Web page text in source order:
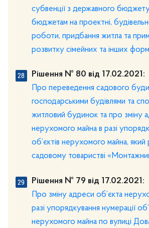
субвенції з державного
бюджетам на проектні,
роботи, придбання житла та
розвитку сімейних та інших
Рішення № 80 від 17.02.2021:
Про переведення садового
господарськими будівлями та
житловий будинок та про зміну
нерухомого майна в разі
об’єктів нерухомого майна, який
садовому товаристві
Рішення № 79 від 17.02.2021:
Про зміну адреси об’єкта
разі упорядкування нумерації
нерухомого майна по вулиці